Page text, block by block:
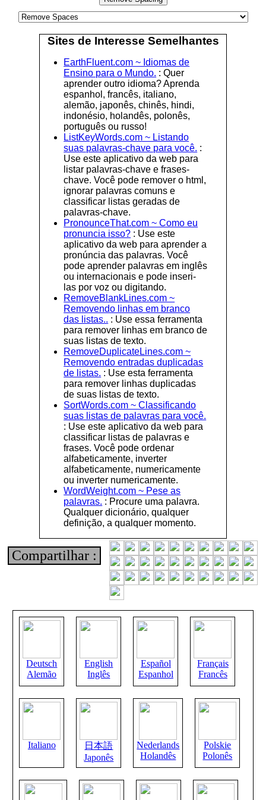
Sites de Interesse Semelhantes
EarthFluent.com ~ Idiomas de
Ensino para o Mundo. : Quer
aprender outro idioma? Aprenda
espanhol, francês, italiano,
alemão, japonês, chinês, hindi,
indonésio, holandês, polonês,
português ou russo!
ListKeyWords.com ~ Listando
suas palavras-chave para você. :
Use este aplicativo da web para
listar palavras-chave e frases-
chave. Você pode remover o html,
ignorar palavras comuns e
classificar listas geradas de
palavras-chave.
PronounceThat.com ~ Como eu
pronuncia isso? : Use este
aplicativo da web para aprender a
pronúncia das palavras. Você
pode aprender palavras em inglês
ou internacionais e pode inseri-
las por voz ou digitando.
RemoveBlankLines.com ~
Removendo linhas em branco
das listas.. : Use essa ferramenta
para remover linhas em branco de
suas listas de texto.
RemoveDuplicateLines.com ~
Removendo entradas duplicadas
de listas. : Use esta ferramenta
para remover linhas duplicadas
de suas listas de texto.
SortWords.com ~ Classificando
suas listas de palavras para você.
: Use este aplicativo da web para
classificar listas de palavras e
frases. Você pode ordenar
alfabeticamente, inverter
alfabeticamente, numericamente
ou inverter numericamente.
WordWeight.com ~ Pese as
palavras. : Procure uma palavra.
Qualquer dicionário, qualquer
definição, a qualquer momento.
Compartilhar :
Deutsch
Alemão
English
Inglês
Español
Espanhol
Français
Francês
Italiano
日本語
Japonês
Nederlands
Holandês
Polskie
Polonês